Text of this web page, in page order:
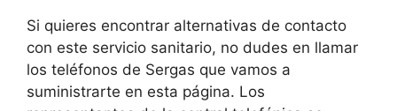
Si quieres encontrar alternativas de contacto
con este servicio sanitario, no dudes en llamar
los teléfonos de Sergas que vamos a
suministrarte en esta página. Los